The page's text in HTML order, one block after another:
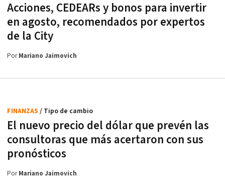
Acciones, CEDEARs y bonos para invertir
en agosto, recomendados por expertos
de la City
PorMariano Jaimovich
El nuevo precio del dólar que prevén las
consultoras que más acertaron con sus
pronósticos
FINANZAS / Tipo de cambio
PorMariano Jaimovich